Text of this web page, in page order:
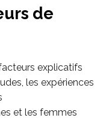
de
explicatifs
les expériences
et les femmes